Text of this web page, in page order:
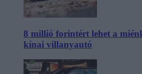
8 millió forintért lehet a
kínai villanyautó